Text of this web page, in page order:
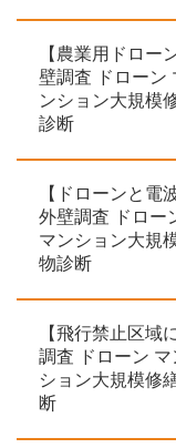
【農業用ドロー
壁調査 ドローン
ンション大規模
診断
【ドローンと電
外壁調査 ドロー
マンション大規
物診断
【飛行禁止区域
調査 ドローン
ション大規模修
断